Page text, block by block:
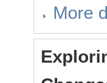
More